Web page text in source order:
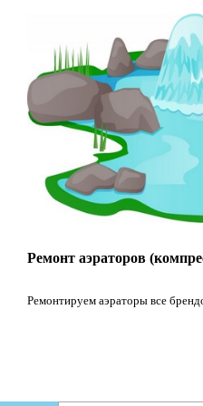
Ремонт аэраторов
Ремонтируем аэраторы все